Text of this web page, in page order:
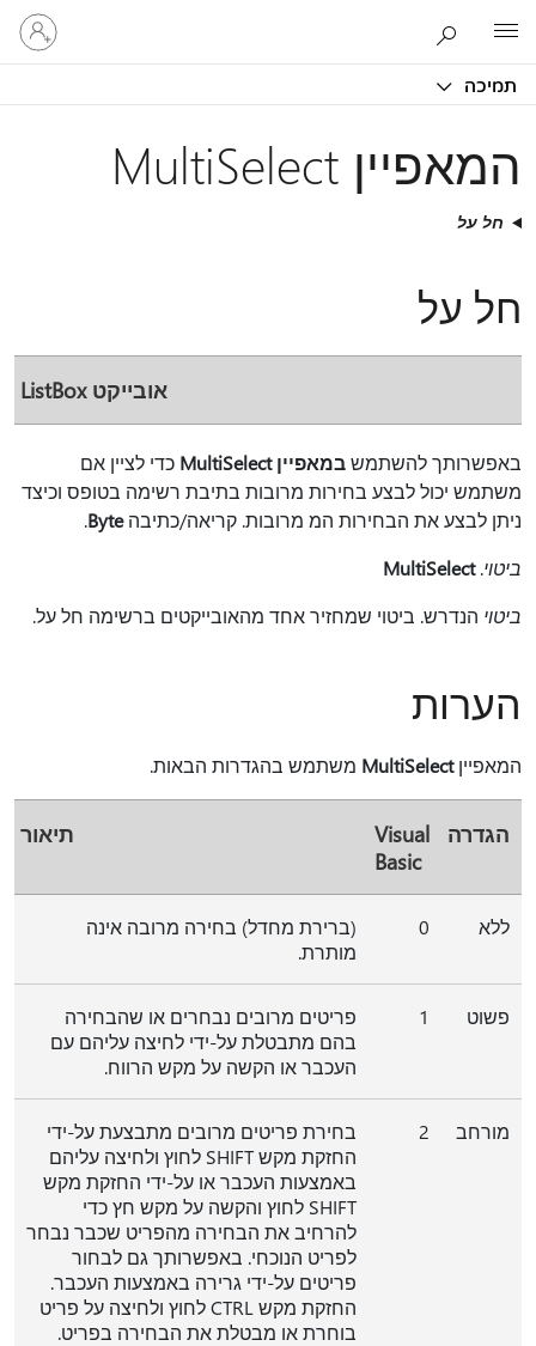
תמיכה
היכנס
לחשבון
שלך
המאפיין MultiSelect
חל על
חל על
אובייקט ListBox
באפשרותך להשתמשבמאפיין MultiSelect
כדי לציין אם
משתמש יכול לבצע בחירות מרובות בתיבת רשימה בטופס וכיצד
ניתן לבצע את הבחירות המ מרובות. קריאה/כתיבהByte
.
ביטוי.
MultiSelect
ביטוי הנדרש. ביטוי שמחזיר אחד מהאובייקטים ברשימה חל על.
הערות
המאפייןMultiSelect משתמש בהגדרות הבאות.
הגדרה
Visual
Basic
תיאור
ללא 0
(ברירת מחדל) בחירה מרובה אינה
מותרת.
פשוט 1
פריטים מרובים נבחרים או שהבחירה
בהם מתבטלת על-ידי לחיצה עליהם עם
העכבר או הקשה על מקש הרווח.
מורחב 2
בחירת פריטים מרובים מתבצעת על-ידי
החזקת מקש SHIFT לחוץ ולחיצה עליהם
באמצעות העכבר או על-ידי החזקת מקש
SHIFT לחוץ והקשה על מקש חץ כדי
להרחיב את הבחירה מהפריט שכבר נבחר
לפריט הנוכחי. באפשרותך גם לבחור
פריטים על-ידי גרירה באמצעות העכבר.
החזקת מקש CTRL לחוץ ולחיצה על פריט
בוחרת או מבטלת את הבחירה בפריט.